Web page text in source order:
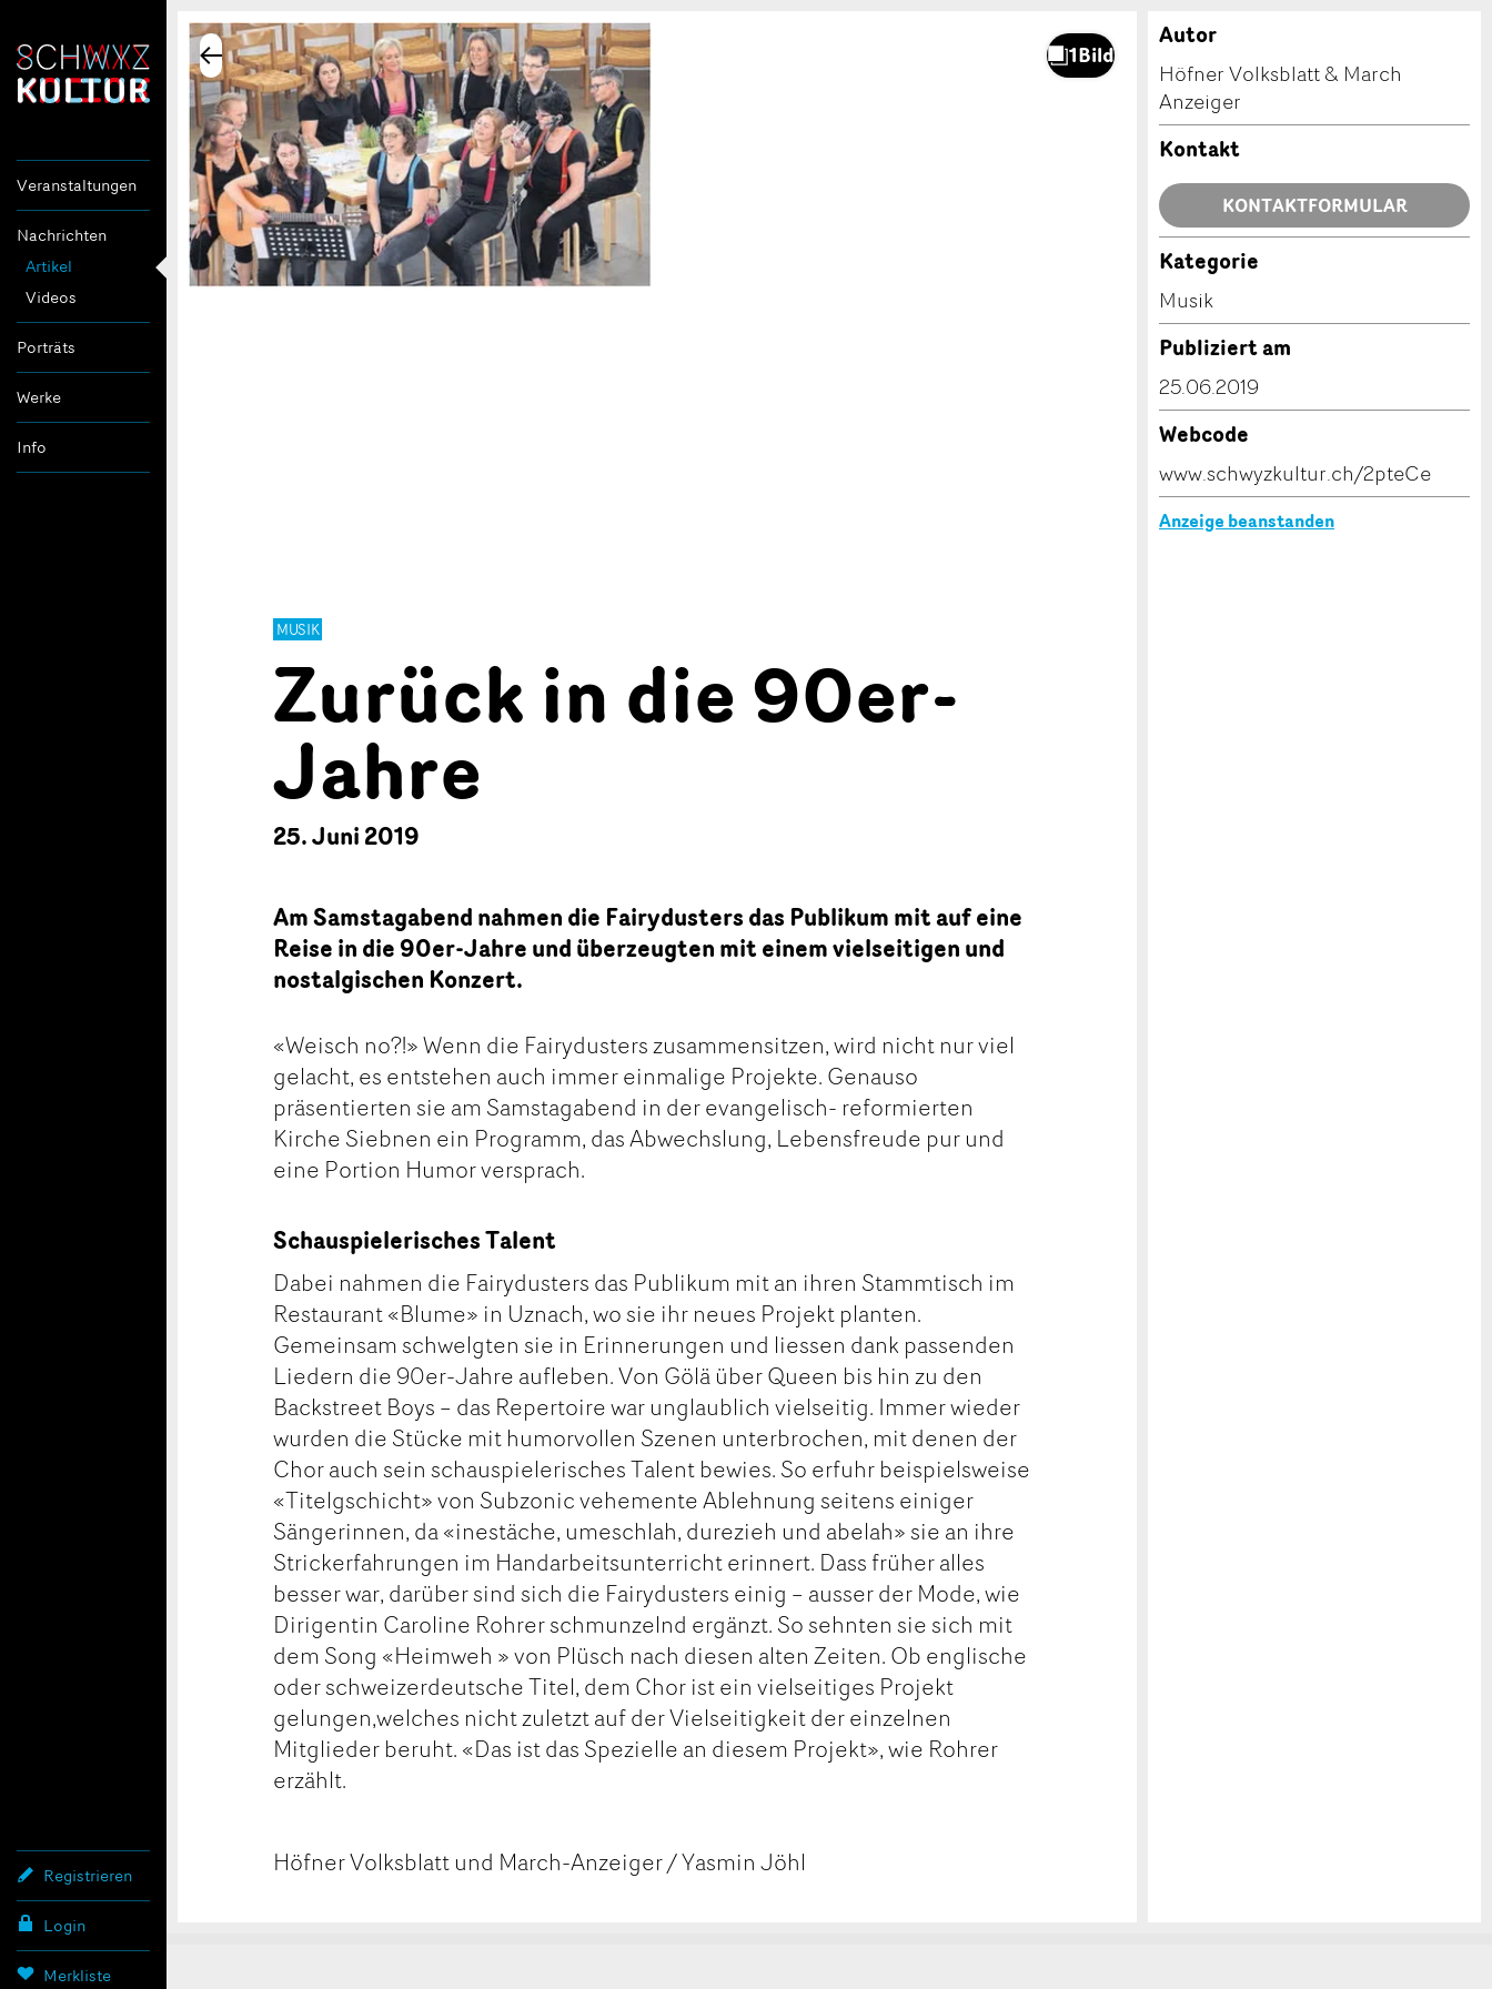
Veranstaltungen
Nachrichten
Artikel
Videos
Porträts
Werke
Info
Registrieren
Login
Merkliste
MUSIK
Zurück in die 90er-
Jahre
25. Juni 2019
Am Samstagabend nahmen die Fairydusters das Publikum mit auf eine
Reise in die 90er-Jahre und überzeugten mit einem vielseitigen und
nostalgischen Konzert.
«Weisch no?!» Wenn die Fairydusters zusammensitzen, wird nicht nur viel
gelacht, es entstehen auch immer einmalige Projekte. Genauso
präsentierten sie am Samstagabend in der evangelisch- reformierten
Kirche Siebnen ein Programm, das Abwechslung, Lebensfreude pur und
eine Portion Humor versprach.
Schauspielerisches Talent
Dabei nahmen die Fairydusters das Publikum mit an ihren Stammtisch im
Restaurant «Blume» in Uznach, wo sie ihr neues Projekt planten.
Gemeinsam schwelgten sie in Erinnerungen und liessen dank passenden
Liedern die 90er-Jahre aufleben. Von Gölä über Queen bis hin zu den
Backstreet Boys – das Repertoire war unglaublich vielseitig. Immer wieder
wurden die Stücke mit humorvollen Szenen unterbrochen, mit denen der
Chor auch sein schauspielerisches Talent bewies. So erfuhr beispielsweise
«Titelgschicht» von Subzonic vehemente Ablehnung seitens einiger
Sängerinnen, da «inestäche, umeschlah, durezieh und abelah» sie an ihre
Strickerfahrungen im Handarbeitsunterricht erinnert. Dass früher alles
besser war, darüber sind sich die Fairydusters einig – ausser der Mode, wie
Dirigentin Caroline Rohrer schmunzelnd ergänzt. So sehnten sie sich mit
dem Song «Heimweh » von Plüsch nach diesen alten Zeiten. Ob englische
oder schweizerdeutsche Titel, dem Chor ist ein vielseitiges Projekt
gelungen,welches nicht zuletzt auf der Vielseitigkeit der einzelnen
Mitglieder beruht. «Das ist das Spezielle an diesem Projekt», wie Rohrer
erzählt.
Höfner Volksblatt und March-Anzeiger / Yasmin Jöhl
Autor
Höfner Volksblatt & March
Anzeiger
Kontakt
KONTAKTFORMULAR
Kategorie
Musik
Publiziert am
25.06.2019
Webcode
www.schwyzkultur.ch/2pteCe
Anzeige beanstanden